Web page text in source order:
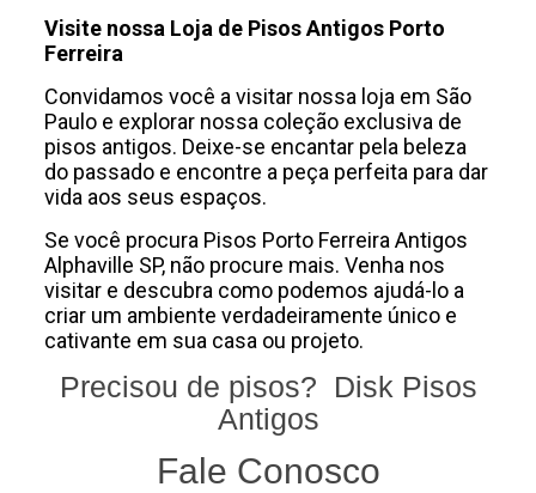
Visite nossa Loja de Pisos Antigos Porto
Ferreira
Convidamos você a visitar nossa loja em São
Paulo e explorar nossa coleção exclusiva de
pisos antigos. Deixe-se encantar pela beleza
do passado e encontre a peça perfeita para dar
vida aos seus espaços.
Se você procura Pisos Porto Ferreira Antigos
Alphaville SP, não procure mais. Venha nos
visitar e descubra como podemos ajudá-lo a
criar um ambiente verdadeiramente único e
cativante em sua casa ou projeto.
Precisou de pisos? Disk Pisos
Antigos
Fale Conosco